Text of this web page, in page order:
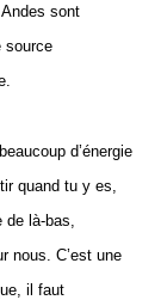
sont
source
d’énergie
quand tu y es,
là-bas,
nous. C’est une
il faut